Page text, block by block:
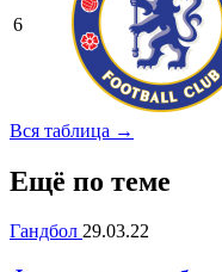
6
Вся таблица →
Ещё по теме
Гандбол 29.03.22